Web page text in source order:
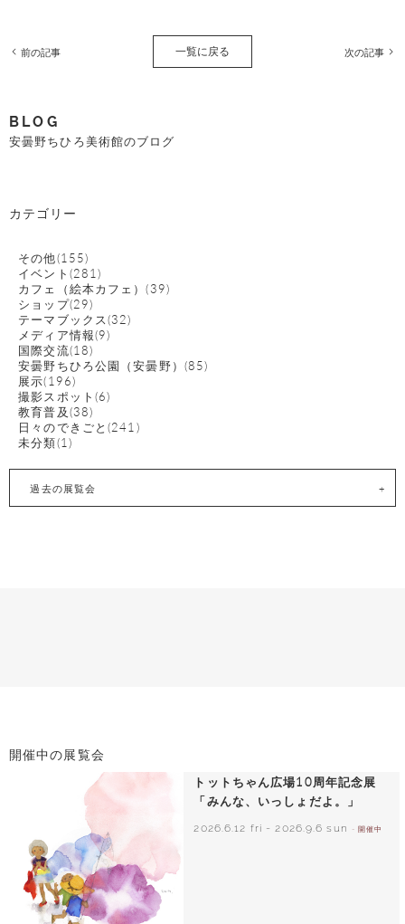
前の記事 一覧に戻る 次の記事
BLOG
安曇野ちひろ美術館のブログ
カテゴリー
その他(155)
イベント(281)
カフェ（絵本カフェ）(39)
ショップ(29)
テーマブックス(32)
メディア情報(9)
国際交流(18)
安曇野ちひろ公園（安曇野）(85)
展示(196)
撮影スポット(6)
教育普及(38)
日々のできごと(241)
未分類(1)
過去の展覧会
開催中の展覧会
トットちゃん広場10周年記念展
「みんな、いっしょだよ。」
2026.6.12 fri - 2026.9.6 sun - 開催中